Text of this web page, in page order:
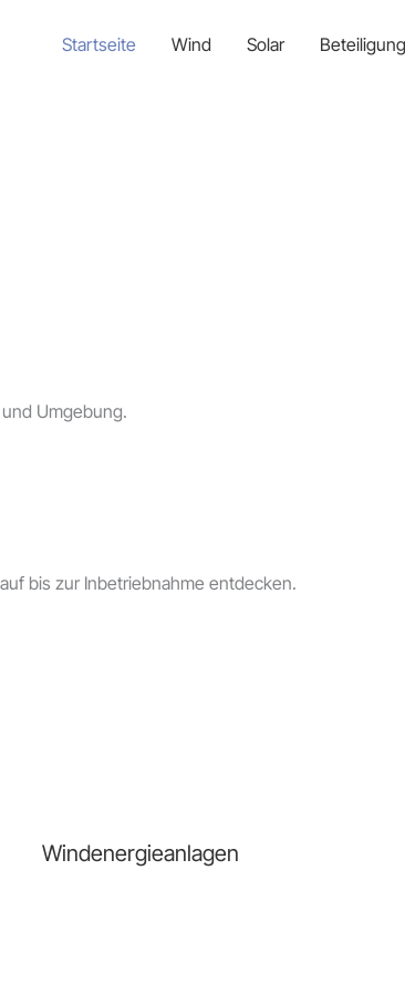
Startseite Wind Solar Beteiligung
Umgebung.
bis zur Inbetriebnahme entdecken.
Windenergieanlagen